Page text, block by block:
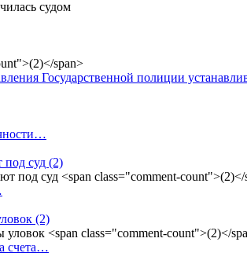
Государственной полиции
под суд (2)
(2)
счета…